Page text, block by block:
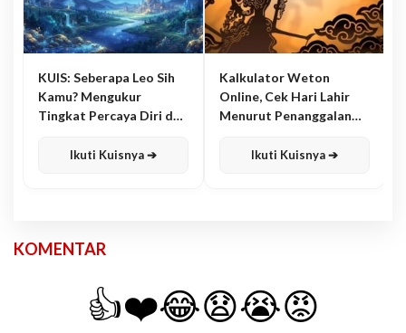
KUIS: Seberapa Leo Sih
Kamu? Mengukur
Tingkat Percaya Diri dan
Ikuti Kuisnya ➔
Kalkulator Weton
Online, Cek Hari Lahir
Menurut Penanggalan
Ikuti Kuisnya ➔
KOMENTAR
👍❤️😂😧😭😡